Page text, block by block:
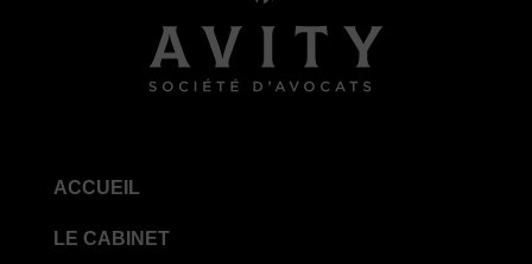
ACCUEIL
LE CABINET